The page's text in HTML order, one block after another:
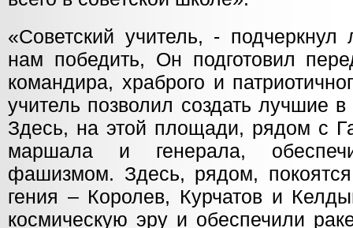
«Советский учитель, -
нам победить, Он подготовил
командира, храброго и
учитель позволил создать лучшие
Здесь, на этой площади, рядом с
маршала и генерала,
фашизмом. Здесь, рядом, покоятся
гения – Королев, Курчатов и
космическую эру и обеспечили